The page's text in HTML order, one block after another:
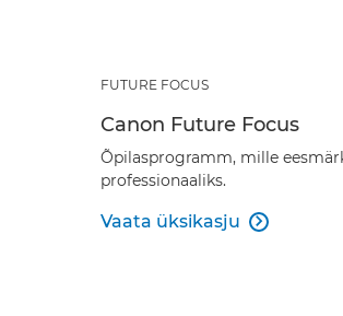
FUTURE FOCUS
Canon Future Focus
Õpilasprogramm, mille
professionaaliks.
Vaata üksikasju 